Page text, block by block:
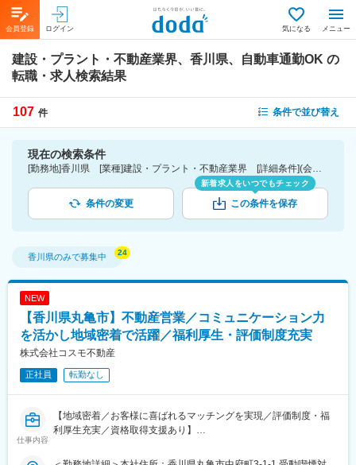
会員登録 ログイン 気になる メニュー
建設・プラント・不動産業界、香川県、自動車通勤OK の
転職・求人検索結果
107 件 条件で並び替え
現在の検索条件
[勤務地]香川県 [業種]建設・プラント・不動産業界 [詳細条件](会社・職場の環境)自動車通勤OK
条件の変更
新着求人をいつでもチェック
この条件を保存
香川県のみで募集中
NEW
【香川県丸亀市】不動産営業／コミュニケーション力
を活かし地域密着で活躍／福利厚生・評価制度充実
株式会社コスモ不動産
正社員 転勤なし
仕事内容
【地域密着／お客様に喜ばれるマッチングを実現／評価制度・福
利厚生充実／資格取得支援あり】
不動産アセットコンサルタント（幹部候補・中堅社員クラス）